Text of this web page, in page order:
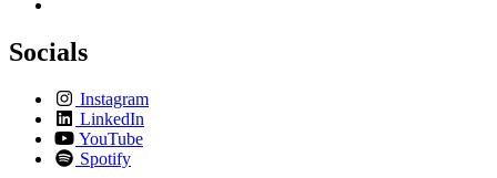
Socials
Instagram
LinkedIn
YouTube
Spotify